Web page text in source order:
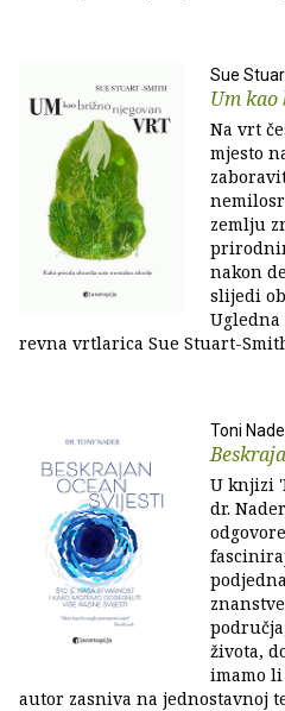
Sue
Um
Na vrt
mjesto
zemlju
nakon
slijedi
revna vrtlarica Sue Stuart-
Toni
U knjizi
dr.
života,
imamo li
autor zasniva na jednostavnoj